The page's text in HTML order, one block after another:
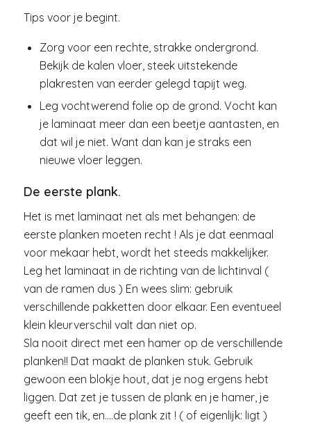
Tips voor je begint.
Zorg voor een rechte, strakke ondergrond.
Bekijk de kalen vloer, steek uitstekende
plakresten van eerder gelegd tapijt weg.
Leg vochtwerend folie op de grond. Vocht kan
je laminaat meer dan een beetje aantasten, en
dat wil je niet. Want dan kan je straks een
nieuwe vloer leggen.
De eerste plank.
Het is met laminaat net als met behangen: de
eerste planken moeten recht ! Als je dat eenmaal
voor mekaar hebt, wordt het steeds makkelijker.
Leg het laminaat in de richting van de lichtinval (
van de ramen dus ) En wees slim: gebruik
verschillende pakketten door elkaar. Een eventueel
klein kleurverschil valt dan niet op.
Sla nooit direct met een hamer op de verschillende
planken!! Dat maakt de planken stuk. Gebruik
gewoon een blokje hout, dat je nog ergens hebt
liggen. Dat zet je tussen de plank en je hamer, je
geeft een tik, en….de plank zit ! ( of eigenlijk: ligt )